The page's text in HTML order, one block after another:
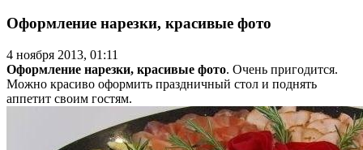
Оформление нарезки, красивые фото
4 ноября 2013, 01:11
Оформление нарезки, красивые фото. Очень пригодится.
Можно красиво оформить праздничный стол и поднять
аппетит своим гостям.